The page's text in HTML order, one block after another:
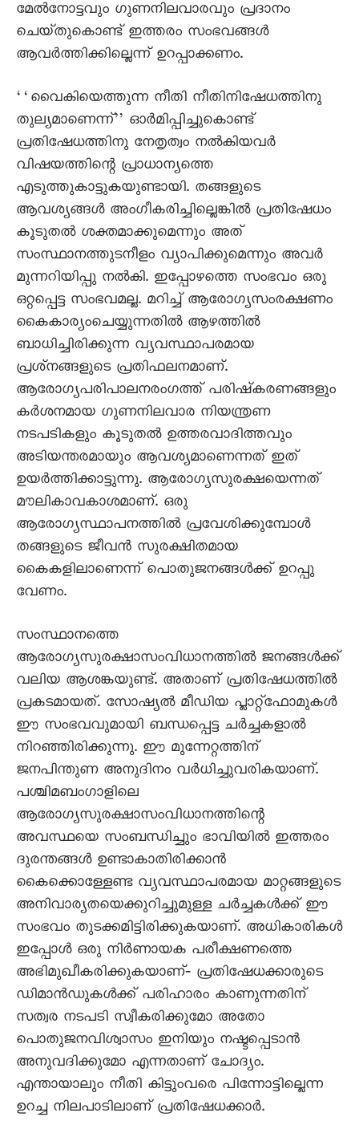
മേൽനോട്ടവും ഗുണനിലവാരവും പ്രദാനം
ചെയ്‌തുകൊണ്ട്‌ ഇത്തരം സംഭവങ്ങൾ
ആവർത്തിക്കില്ലെന്ന്‌ ഉറപ്പാക്കണം.
‘‘വൈകിയെത്തുന്ന നീതി നീതിനിഷേധത്തിനു
തുല്യമാണെന്ന്‌’’ ഓർമിപ്പിച്ചുകൊണ്ട്‌
പ്രതിഷേധത്തിനു നേതൃത്വം നൽകിയവർ
വിഷയത്തിന്റെ പ്രാധാന്യത്തെ
എടുത്തുകാട്ടുകയുണ്ടായി. തങ്ങളുടെ
ആവശ്യങ്ങൾ അംഗീകരിച്ചില്ലെങ്കിൽ പ്രതിഷേധം
കൂടുതൽ ശക്തമാക്കുമെന്നും അത്‌
സംസ്ഥാനത്തുടനീളം വ്യാപിക്കുമെന്നും അവർ
മുന്നറിയിപ്പു നൽകി. ഇപ്പോഴത്തെ സംഭവം ഒരു
ഒറ്റപ്പെട്ട സംഭവമല്ല. മറിച്ച്‌ ആരോഗ്യസംരക്ഷണം
കൈകാര്യംചെയ്യുന്നതിൽ ആഴത്തിൽ
ബാധിച്ചിരിക്കുന്ന വ്യവസ്ഥാപരമായ
പ്രശ്‌നങ്ങളുടെ പ്രതിഫലനമാണ്‌.
ആരോഗ്യപരിപാലനരംഗത്ത്‌ പരിഷ്‌കരണങ്ങളും
കർശനമായ ഗുണനിലവാര നിയന്ത്രണ
നടപടികളും കൂടുതൽ ഉത്തരവാദിത്തവും
അടിയന്തരമായും ആവശ്യമാണെന്നത്‌ ഇത്‌
ഉയർത്തിക്കാട്ടുന്നു. ആരോഗ്യസുരക്ഷയെന്നത്‌
മൗലികാവകാശമാണ്‌. ഒരു
ആരോഗ്യസ്ഥാപനത്തിൽ പ്രവേശിക്കുമ്പോൾ
തങ്ങളുടെ ജീവൻ സുരക്ഷിതമായ
കൈകളിലാണെന്ന്‌ പൊതുജനങ്ങൾക്ക്‌ ഉറപ്പു
വേണം.
സംസ്ഥാനത്തെ
ആരോഗ്യസുരക്ഷാസംവിധാനത്തിൽ ജനങ്ങൾക്ക്‌
വലിയ ആശങ്കയുണ്ട്‌. അതാണ്‌ പ്രതിഷേധത്തിൽ
പ്രകടമായത്‌. സോഷ്യൽ മീഡിയ പ്ലാറ്റ്‌ഫോമുകൾ
ഈ സംഭവവുമായി ബന്ധപ്പെട്ട ചർച്ചകളാൽ
നിറഞ്ഞിരിക്കുന്നു. ഈ മുന്നേറ്റത്തിന്‌
ജനപിന്തുണ അനുദിനം വർധിച്ചുവരികയാണ്‌.
പശ്ചിമബംഗാളിലെ
ആരോഗ്യസുരക്ഷാസംവിധാനത്തിന്റെ
അവസ്ഥയെ സംബന്ധിച്ചും ഭാവിയിൽ ഇത്തരം
ദുരന്തങ്ങൾ ഉണ്ടാകാതിരിക്കാൻ
കൈക്കൊള്ളേണ്ട വ്യവസ്ഥാപരമായ മാറ്റങ്ങളുടെ
അനിവാര്യതയെക്കുറിച്ചുമുള്ള ചർച്ചകൾക്ക്‌ ഈ
സംഭവം തുടക്കമിട്ടിരിക്കുകയാണ്‌. അധികാരികൾ
ഇപ്പോൾ ഒരു നിർണായക പരീക്ഷണത്തെ
അഭിമുഖീകരിക്കുകയാണ്‌‐ പ്രതിഷേധക്കാരുടെ
ഡിമാൻഡുകൾക്ക്‌ പരിഹാരം കാണുന്നതിന്‌
സത്വര നടപടി സ്വീകരിക്കുമോ അതോ
പൊതുജനവിശ്വാസം ഇനിയും നഷ്ടപ്പെടാൻ
അനുവദിക്കുമോ എന്നതാണ്‌ ചോദ്യം.
എന്തായാലും നീതി കിട്ടുംവരെ പിന്നോട്ടില്ലെന്ന
ഉറച്ച നിലപാടിലാണ്‌ പ്രതിഷേധക്കാർ.